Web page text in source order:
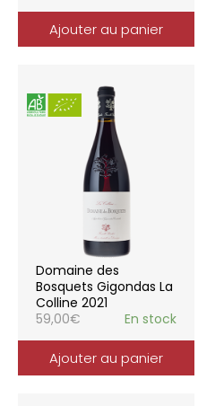
Ajouter au panier
Domaine des
Bosquets Gigondas La
Colline 2021
59,00€ En stock
Ajouter au panier